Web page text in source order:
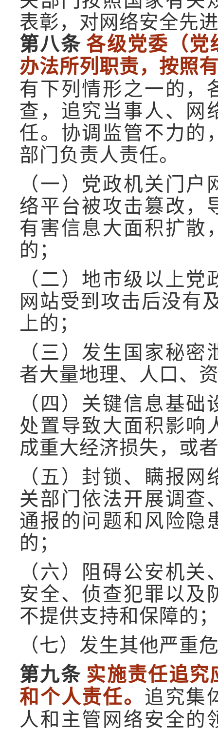
表彰，对网络安全先
第八条 各级党委（党
办法所列职责，按照
有下列情形之一的，
查，追究当事人、网
任。协调监管不力的
部门负责人责任。
（一）党政机关门
络平台被攻击篡改，
有害信息大面积扩散
的；
（二）地市级以上
网站受到攻击后没有
上的；
（三）发生国家秘
者大量地理、人口、
（四）关键信息基
处置导致大面积影响
成重大经济损失，或
（五）封锁、瞒报
关部门依法开展调查
通报的问题和风险隐
的；
（六）阻碍公安机
安全、侦查犯罪以及
不提供支持和保障的
（七）发生其他严重
第九条 实施责任追究
和个人责任。 追究集
人和主管网络安全的